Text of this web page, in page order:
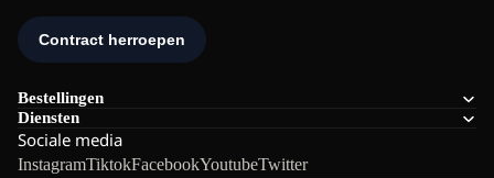
Bestellingen
Diensten
Sociale media
InstagramTiktokFacebookYoutubeTwitter